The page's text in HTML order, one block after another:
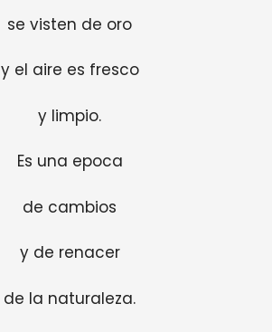
se visten de oro
y el aire es fresco
y limpio.
Es una epoca
de cambios
y de renacer
de la naturaleza.